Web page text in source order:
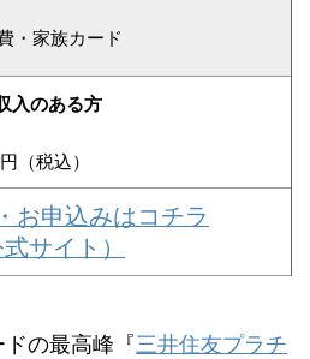
・家族カード
入のある方
（税込）
お申込みはコチラ
式サイト）
の最高峰『三井住友プラチ